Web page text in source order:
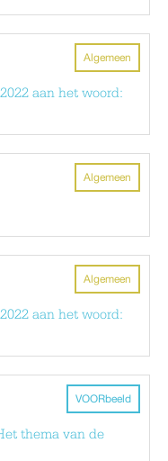
Algemeen
aan het woord:
Algemeen
Algemeen
aan het woord:
VOORbeeld
thema van de